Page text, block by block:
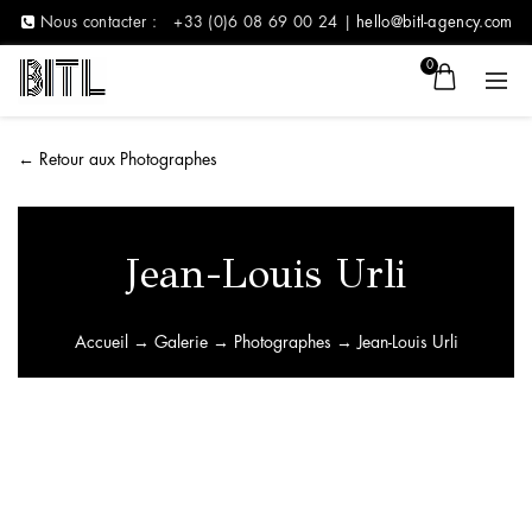
Nous contacter : +33 (0)6 08 69 00 24 | hello@bitl-agency.com
0
← Retour aux Photographes
Jean-Louis Urli
Accueil → Galerie→ Photographes → Jean-Louis Urli